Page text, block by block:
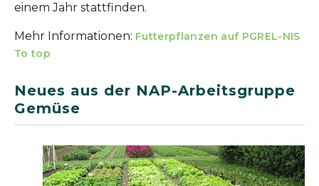
einem Jahr stattfinden.
Mehr Informationen: Futterpflanzen auf PGREL-NIS
To top
Neues aus der NAP-Arbeitsgruppe
Gemüse